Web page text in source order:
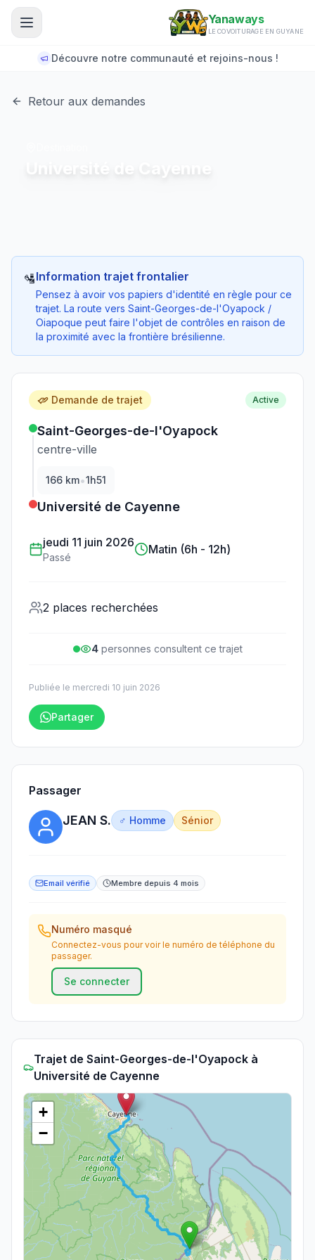
Aller au contenu principal
Yanaways
LE COVOITURAGE EN GUYANE
Découvre notre communauté et rejoins-nous !
Retour aux demandes
Université de Cayenne
🛂Information trajet frontalier
Pensez à avoir vos papiers d'identité en règle pour ce
trajet. La route vers Saint-Georges-de-l'Oyapock /
Oiapoque peut faire l'objet de contrôles en raison de
la proximité avec la frontière brésilienne.
Demande de trajet Active
Saint-Georges-de-l'Oyapock
centre-ville
166 km•1h51
Université de Cayenne
jeudi 11 juin 2026
Passé
Matin (6h - 12h)
2 places recherchées
4personnes consultentce trajet
Publiée le mercredi 10 juin 2026
Partager
Passager
JEAN S. ♂ Homme Sénior
Email vérifié Membre depuis 4 mois
Numéro masqué
Connectez-vous pour voir le numéro de téléphone du
passager.
Se connecter
Trajetde Saint-Georges-de-l'Oyapockà
Université de Cayenne
+
−